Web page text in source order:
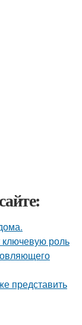
ключевую роль
представить